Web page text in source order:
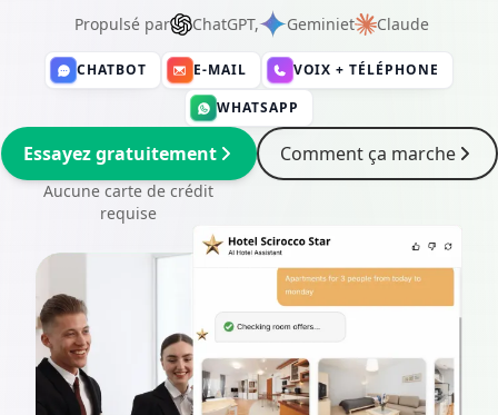
Propulsé par ChatGPT, Geminiet Claude
CHATBOT E-MAIL
VOIX + TÉLÉPHONE
WHATSAPP
Essayez gratuitement
Aucune carte de crédit
requise
Comment ça marche